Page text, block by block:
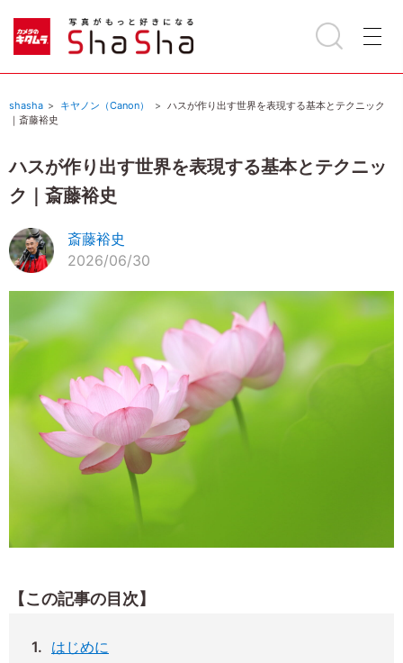
shasha キヤノン（Canon）
ハスが作り出す世界を表現する基本とテクニック
｜斎藤裕史
ハスが作り出す世界を表現する基本とテクニッ
ク｜斎藤裕史
斎藤裕史
2026/06/30
【この記事の目次】
はじめに